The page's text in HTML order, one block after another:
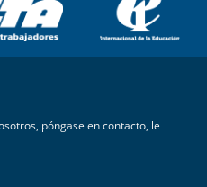
póngase en contacto, le